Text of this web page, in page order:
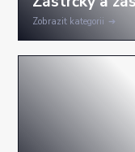
Zobrazit kategorii